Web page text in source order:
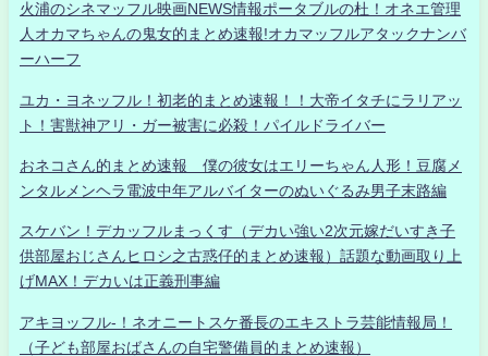
火浦のシネマッフル映画NEWS情報ポータブルの杜！オネエ管理
人オカマちゃんの鬼女的まとめ速報!オカマッフルアタックナンバ
ーハーフ
ユカ・ヨネッフル！初老的まとめ速報！！大帝イタチにラリアッ
ト！害獣神アリ・ガー被害に必殺！パイルドライバー
おネコさん的まとめ速報 僕の彼女はエリーちゃん人形！豆腐メ
ンタルメンヘラ電波中年アルバイターのぬいぐるみ男子末路編
スケバン！デカッフルまっくす（デカい強い2次元嫁だいすき子
供部屋おじさんヒロシ之古惑仔的まとめ速報）話題な動画取り上
げMAX！デカいは正義刑事編
アキヨッフル-！ネオニートスケ番長のエキストラ芸能情報局！
（子ども部屋おばさんの自宅警備員的まとめ速報）